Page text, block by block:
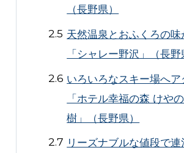
（長野県）
天然温泉とおふくろの味
「シャレー野沢」（長野
いろいろなスキー場へ
「ホテル幸福の森 けや
樹」（長野県）
リーズナブルな値段で